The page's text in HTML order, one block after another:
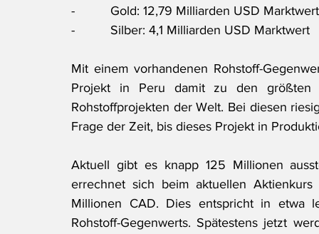
-          Gold: 12,79 Milliarden USD Marktwert
-          Silber: 4,1 Milliarden USD Marktwert
Mit einem vorhandenen Rohstoff-
Projekt in Peru damit zu den größten
Rohstoffprojekten der Welt. Bei diesen
Frage der Zeit, bis dieses Projekt in
Aktuell gibt es knapp 125 Millionen
errechnet sich beim aktuellen
Millionen CAD. Dies entspricht in etwa
Rohstoff-Gegenwerts. Spätestens jetzt